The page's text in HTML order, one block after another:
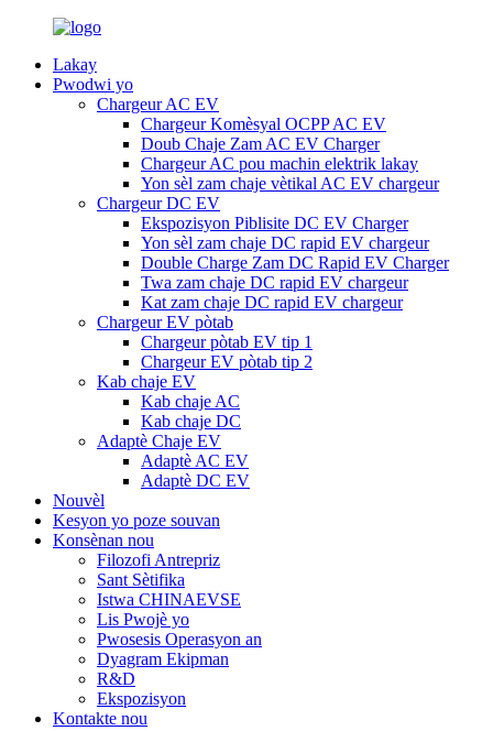
Lakay
Pwodwi yo
Chargeur AC EV
Chargeur Komèsyal OCPP AC EV
Doub Chaje Zam AC EV Charger
Chargeur AC pou machin elektrik lakay
Yon sèl zam chaje vètikal AC EV chargeur
Chargeur DC EV
Ekspozisyon Piblisite DC EV Charger
Yon sèl zam chaje DC rapid EV chargeur
Double Charge Zam DC Rapid EV Charger
Twa zam chaje DC rapid EV chargeur
Kat zam chaje DC rapid EV chargeur
Chargeur EV pòtab
Chargeur pòtab EV tip 1
Chargeur EV pòtab tip 2
Kab chaje EV
Kab chaje AC
Kab chaje DC
Adaptè Chaje EV
Adaptè AC EV
Adaptè DC EV
Nouvèl
Kesyon yo poze souvan
Konsènan nou
Filozofi Antrepriz
Sant Sètifika
Istwa CHINAEVSE
Lis Pwojè yo
Pwosesis Operasyon an
Dyagram Ekipman
R&D
Ekspozisyon
Kontakte nou